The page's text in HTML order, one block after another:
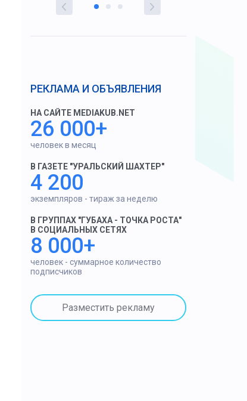
РЕКЛАМА И ОБЪЯВЛЕНИЯ
НА САЙТЕ MEDIAKUB.NET
26 000+
человек в месяц
В ГАЗЕТЕ "УРАЛЬСКИЙ ШАХТЕР"
4 200
экземпляров - тираж за неделю
В ГРУППАХ "ГУБАХА - ТОЧКА РОСТА"
В СОЦИАЛЬНЫХ СЕТЯХ
8 000+
человек - суммарное количество
подписчиков
Разместить рекламу